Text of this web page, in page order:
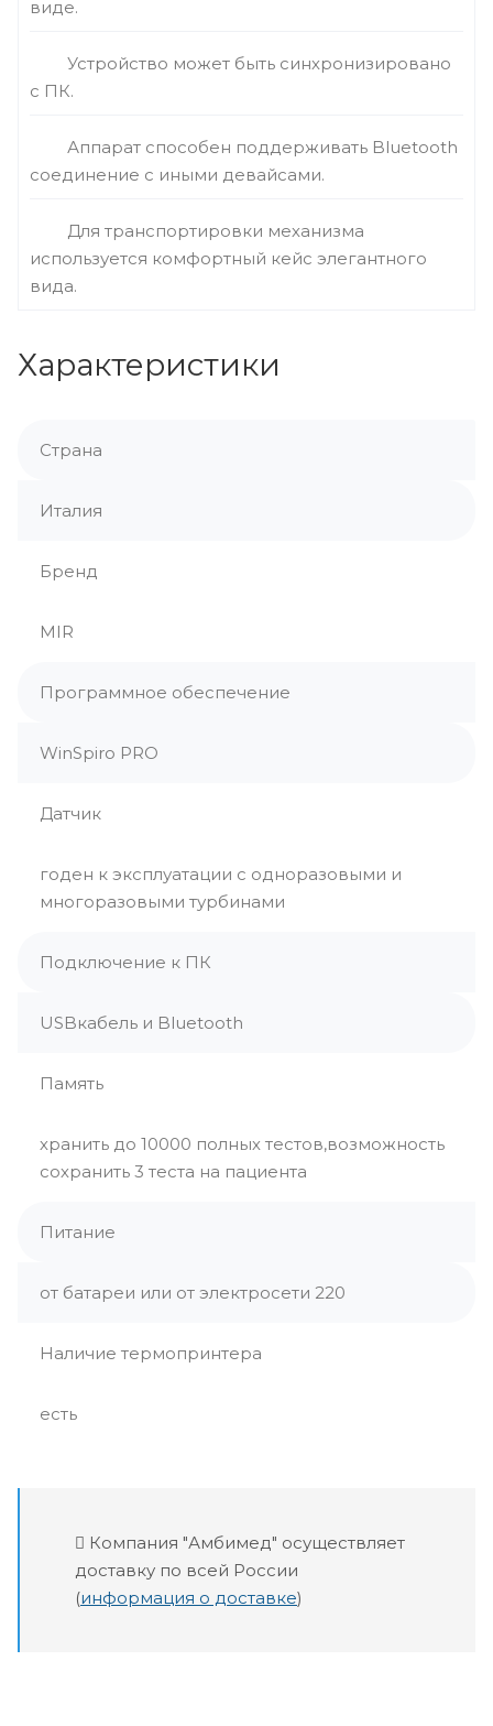
виде.
Устройство может быть синхронизировано
с ПК.
Аппарат способен поддерживать Bluetooth
соединение с иными девайсами.
Для транспортировки механизма
используется комфортный кейс элегантного
вида.
Характеристики
Страна
Италия
Бренд
MIR
Программное обеспечение
WinSpiro PRO
Датчик
годен к эксплуатации с одноразовыми и
многоразовыми турбинами
Подключение к ПК
USBкабель и Bluetooth
Память
хранить до 10000 полных тестов,возможность
сохранить 3 теста на пациента
Питание
от батареи или от электросети 220
Наличие термопринтера
есть
Компания "Амбимед" осуществляет
доставку по всей России
(информация о доставке)